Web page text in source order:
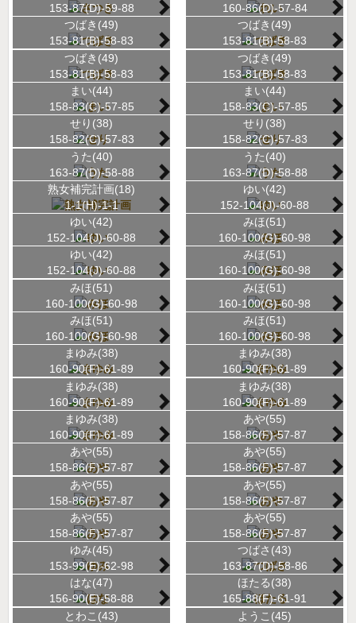
153-87(D)-59-88
160-86(D)-57-84
つばき(49)
153-81(B)-58-83
つばき(49)
153-81(B)-58-83
つばき(49)
153-81(B)-58-83
つばき(49)
153-81(B)-58-83
まい(44)
158-83(C)-57-85
まい(44)
158-83(C)-57-85
せり(38)
158-82(C)-57-83
せり(38)
158-82(C)-57-83
うた(40)
163-87(D)-58-88
うた(40)
163-87(D)-58-88
熟女補完計画(18)
1-1(H)-1-1
ゆい(42)
152-104(J)-60-88
ゆい(42)
152-104(J)-60-88
みほ(51)
160-100(G)-60-98
ゆい(42)
152-104(J)-60-88
みほ(51)
160-100(G)-60-98
みほ(51)
160-100(G)-60-98
みほ(51)
160-100(G)-60-98
みほ(51)
160-100(G)-60-98
みほ(51)
160-100(G)-60-98
まゆみ(38)
160-90(F)-61-89
まゆみ(38)
160-90(F)-61-89
まゆみ(38)
160-90(F)-61-89
まゆみ(38)
160-90(F)-61-89
まゆみ(38)
160-90(F)-61-89
あや(55)
158-86(F)-57-87
あや(55)
158-86(F)-57-87
あや(55)
158-86(F)-57-87
あや(55)
158-86(F)-57-87
あや(55)
158-86(F)-57-87
あや(55)
158-86(F)-57-87
あや(55)
158-86(F)-57-87
ゆみ(45)
153-99(E)-62-98
つばさ(43)
163-87(D)-58-86
はな(47)
156-90(E)-58-88
ほたる(38)
165-88(F)-61-91
とわこ(43)
ようこ(45)